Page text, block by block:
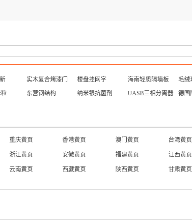
实木复合烤漆门 楼盘挂网字 海南轻质隔墙板 毛绒
粒 东营钢结构 纳米银抗菌剂 UASB三相分离器 德国
重庆黄页 香港黄页 澳门黄页 台湾黄页
浙江黄页 安徽黄页 福建黄页 江西黄页
云南黄页 西藏黄页 陕西黄页 甘肃黄页